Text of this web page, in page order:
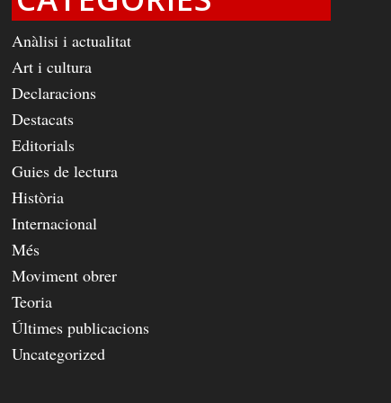
Anàlisi i actualitat
Art i cultura
Declaracions
Destacats
Editorials
Guies de lectura
Història
Internacional
Més
Moviment obrer
Teoria
Últimes publicacions
Uncategorized